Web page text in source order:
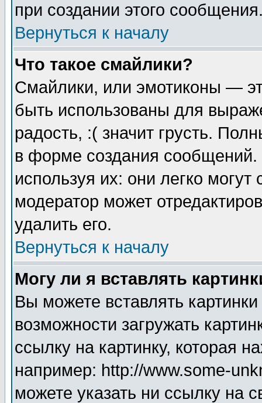
при создании этого
Вернуться к началу
Что такое смайлики?
Смайлики, или эмотиконы —
быть использованы для
радость, :( значит грусть.
в форме создания сообщений.
используя их: они легко
модератор может
удалить его.
Вернуться к началу
Могу ли я вставлять
Вы можете вставлять
возможности загружать
ссылку на картинку, которая
например: http://www.some-
можете указать ни ссылку на